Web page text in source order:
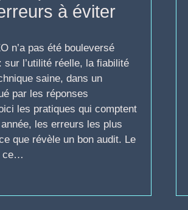
à éviter
n’a pas été bouleversé
sur l’utilité réelle, la fiabilité
saine, dans un
par les réponses
les pratiques qui comptent
les erreurs les plus
que révèle un bon audit. Le
ce…